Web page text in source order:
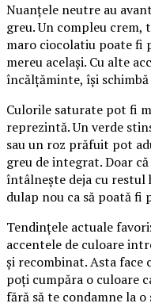
Nuanțele neutre au
greu. Un compleu crem,
maro ciocolatiu poate fi
mereu același. Cu alte
încălțăminte, își
Culorile saturate pot fi
reprezintă. Un verde
sau un roz prăfuit pot
greu de integrat. Doar
întâlnește deja cu restul
dulap nou ca să poată fi
Tendințele actuale
accentele de culoare
și recombinat. Asta
poți cumpăra o culoare
fără să te condamne la